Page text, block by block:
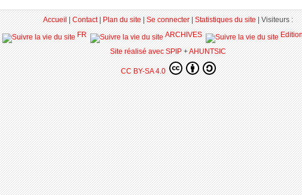
Accueil|Contact|Plan du site|Se connecter|Statistiques du site|Visiteurs :
FR
ARCHIVES
Site réalisé avec SPIP+AHUNTSIC
CC BY-SA 4.0